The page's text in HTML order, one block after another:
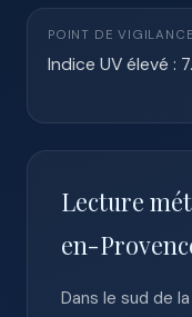
POINT DE VIGILANCE
Indice UV élevé :
Lecture
en-
Dans le sud de